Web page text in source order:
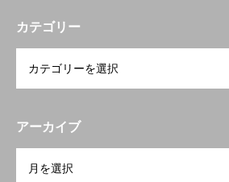
カテゴリー
アーカイブ